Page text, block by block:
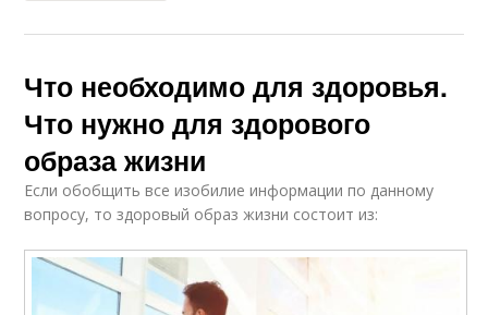
Что необходимо для здоровья.
Что нужно для здорового
образа жизни
Если обобщить все изобилие информации по данному
вопросу, то здоровый образ жизни состоит из: